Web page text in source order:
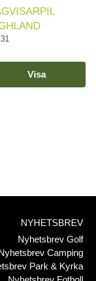
Visa
NYHETSBREV
Nyhetsbrev Golf
Camping
Park & Kyrka